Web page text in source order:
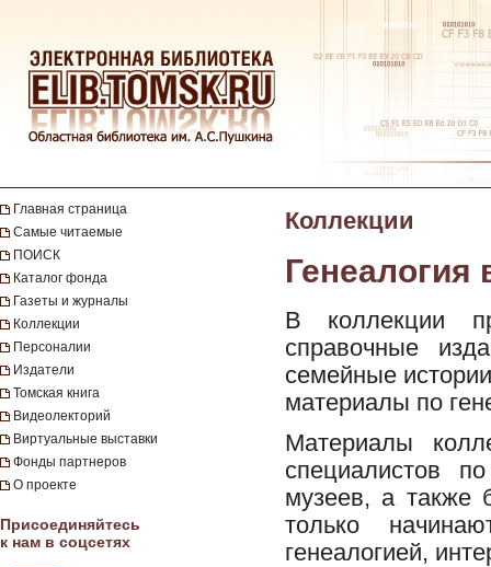
Главная страница
Самые читаемые
ПОИСК
Каталог фонда
Газеты и журналы
Коллекции
Персоналии
Издатели
Томская книга
Видеолекторий
Виртуальные выставки
Фонды партнеров
О проекте
Присоединяйтесь
к нам в соцсетях
Коллекции
Генеалогия
В коллекции
справочные
семейные
материалы по
Материалы
специалистов
музеев, а также
только
генеалогией,